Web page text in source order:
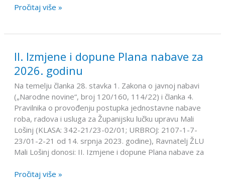
Pročitaj više »
II. Izmjene i dopune Plana nabave za
2026. godinu
Na temelju članka 28. stavka 1. Zakona o javnoj nabavi
(„Narodne novine“, broj 120/160, 114/22) i članka 4.
Pravilnika o provođenju postupka jednostavne nabave
roba, radova i usluga za Županijsku lučku upravu Mali
Lošinj (KLASA: 342-21/23-02/01; URBROJ: 2107-1-7-
23/01-2-21 od 14. srpnja 2023. godine), Ravnatelj ŽLU
Mali Lošinj donosi: II. Izmjene i dopune Plana nabave za
II.
Izmjene
i
dopune
Plana
nabave
za
2026.
godinu
Pročitaj više »